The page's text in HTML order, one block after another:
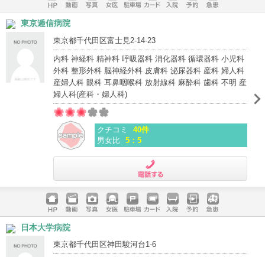
ホームペ
ージ
動画 写真 女医 駐車場
クレジッ
入院 予約 急患
東京逓信病院
東京都千代田区富士見2-14-23
内科 神経科 精神科 呼吸器科 消化器科 循環器科 小児科
外科 整形外科 脳神経外科 皮膚科 泌尿器科 産科 婦人科
産婦人科 眼科 耳鼻咽喉科 放射線科 麻酔科 歯科 不明 産
婦人科(産科・婦人科)
クチコミ
40件
男女比 5：5
ホームペ
ージ
動画 写真 女医 駐車場
クレジッ
入院 予約 急患
日本大学病院
東京都千代田区神田駿河台1-6